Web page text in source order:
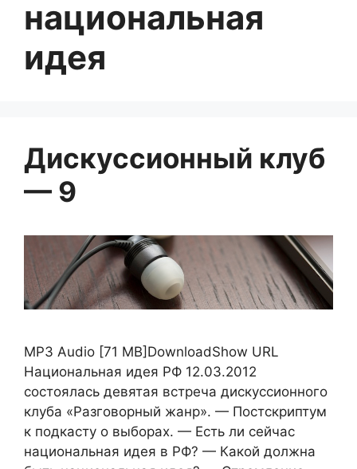
национальная
идея
Дискуссионный клуб
— 9
MP3 Audio [71 MB]DownloadShow URL
Национальная идея РФ 12.03.2012
состоялась девятая встреча дискуссионного
клуба «Разговорный жанр». — Постскриптум
к подкасту о выборах. — Есть ли сейчас
национальная идея в РФ? — Какой должна